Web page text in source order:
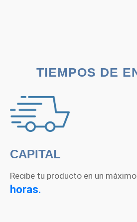
TIEMPOS DE
CAPITAL
Recibe tu producto en un
horas.